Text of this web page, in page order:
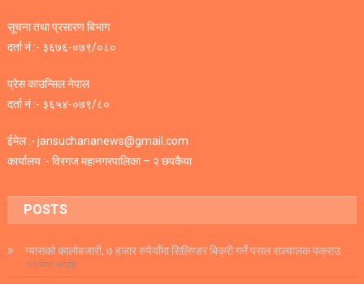
सूचना तथा प्रसारण बिभाग
दर्ता नं :- ३६७६-०७९/०८०
प्रेस काउन्सिल नेपाल
दर्ता नं :- ३६५४-०७९/८०
ईमेल :- jansuchananews@gmail.com
कार्यालय :- विरगज महानगरपालिका – २ छपकैया
POSTS
ग्यासको कालोबजारी, ७ हजार रुपैयाँमा सिलिण्डर बिक्री गर्ने पसल सञ्चालक पक्राउ
११ घण्टा अगाडि